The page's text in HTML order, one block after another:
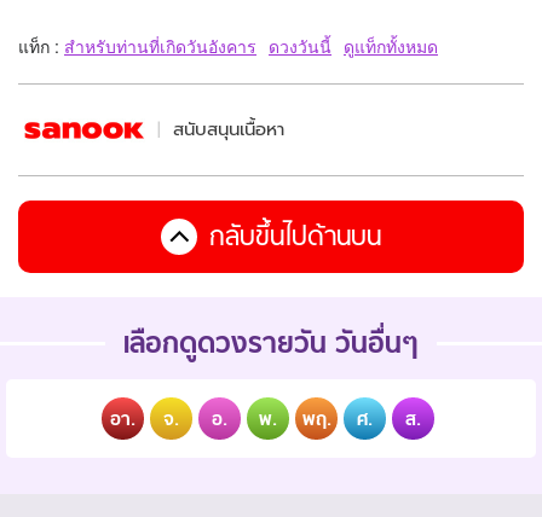
แท็ก : สำหรับท่านที่เกิดวันอังคาร ดวงวันนี้ ดูแท็กทั้งหมด
สนับสนุนเนื้อหา
กลับขึ้นไปด้านบน
เลือกดูดวงรายวัน วันอื่นๆ
อา. จ. อ. พ. พฤ. ศ. ส.